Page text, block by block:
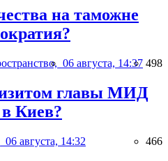
на таможне
06 августа, 14:37 498
главы МИД
Киев?
06 августа, 14:32 466